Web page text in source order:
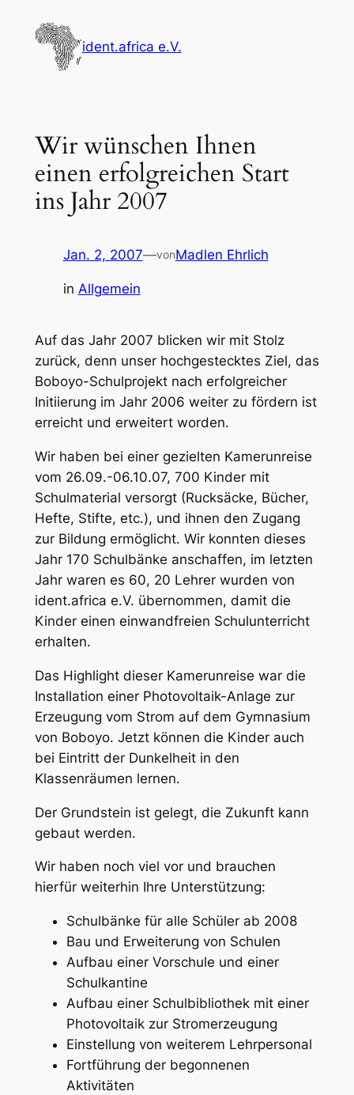
Inhalt
springen
ident.africa e.V.
Wir wünschen Ihnen
einen erfolgreichen Start
ins Jahr 2007
Jan. 2, 2007—vonMadlen Ehrlich
in Allgemein
Auf das Jahr 2007 blicken wir mit Stolz
zurück, denn unser hochgestecktes Ziel, das
Boboyo-Schulprojekt nach erfolgreicher
Initiierung im Jahr 2006 weiter zu fördern ist
erreicht und erweitert worden.
Wir haben bei einer gezielten Kamerunreise
vom 26.09.-06.10.07, 700 Kinder mit
Schulmaterial versorgt (Rucksäcke, Bücher,
Hefte, Stifte, etc.), und ihnen den Zugang
zur Bildung ermöglicht. Wir konnten dieses
Jahr 170 Schulbänke anschaffen, im letzten
Jahr waren es 60, 20 Lehrer wurden von
ident.africa e.V. übernommen, damit die
Kinder einen einwandfreien Schulunterricht
erhalten.
Das Highlight dieser Kamerunreise war die
Installation einer Photovoltaik-Anlage zur
Erzeugung vom Strom auf dem Gymnasium
von Boboyo. Jetzt können die Kinder auch
bei Eintritt der Dunkelheit in den
Klassenräumen lernen.
Der Grundstein ist gelegt, die Zukunft kann
gebaut werden.
Wir haben noch viel vor und brauchen
hierfür weiterhin Ihre Unterstützung:
Schulbänke für alle Schüler ab 2008
Bau und Erweiterung von Schulen
Aufbau einer Vorschule und einer
Schulkantine
Aufbau einer Schulbibliothek mit einer
Photovoltaik zur Stromerzeugung
Einstellung von weiterem Lehrpersonal
Fortführung der begonnenen
Aktivitäten